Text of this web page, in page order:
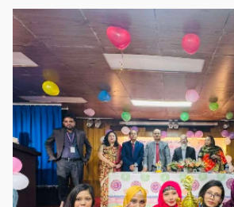
গৌরবের মুহূর্ত
গৌরবের মুহূর্ত